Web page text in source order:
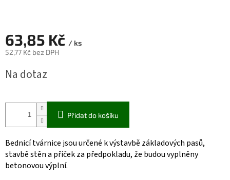
63,85 Kč / ks
52,77 Kč bez DPH
cena:
Na dotaz
Přidat do košíku
Bednicí tvárnice jsou určené k výstavbě základových pasů,
stavbě stěn a příček za předpokladu, že budou vyplněny
betonovou výplní.